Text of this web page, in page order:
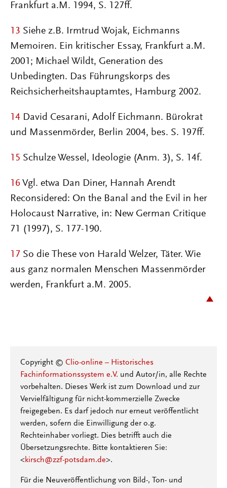
Frankfurt a.M. 1994, S. 127ff.
13 Siehe z.B. Irmtrud Wojak, Eichmanns
Memoiren. Ein kritischer Essay, Frankfurt a.M.
2001; Michael Wildt, Generation des
Unbedingten. Das Führungskorps des
Reichsicherheitshauptamtes, Hamburg 2002.
14 David Cesarani, Adolf Eichmann. Bürokrat
und Massenmörder, Berlin 2004, bes. S. 197ff.
15 Schulze Wessel, Ideologie (Anm. 3), S. 14f.
16 Vgl. etwa Dan Diner, Hannah Arendt
Reconsidered: On the Banal and the Evil in her
Holocaust Narrative, in: New German Critique
71 (1997), S. 177-190.
17 So die These von Harald Welzer, Täter. Wie
aus ganz normalen Menschen Massenmörder
werden, Frankfurt a.M. 2005.
Copyright © Clio-online – Historisches
Fachinformationssystem e.V. und Autor/in, alle Rechte
vorbehalten. Dieses Werk ist zum Download und zur
Vervielfältigung für nicht-kommerzielle Zwecke
freigegeben. Es darf jedoch nur erneut veröffentlicht
werden, sofern die Einwilligung der o.g.
Rechteinhaber vorliegt. Dies betrifft auch die
Übersetzungsrechte. Bitte kontaktieren Sie:
<kirsch@zzf-potsdam.de>.
Für die Neuveröffentlichung von Bild-, Ton- und